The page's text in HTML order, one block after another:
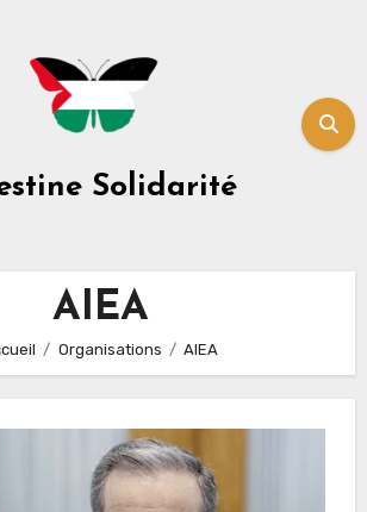
Solidarité
AIEA
Organisations AIEA